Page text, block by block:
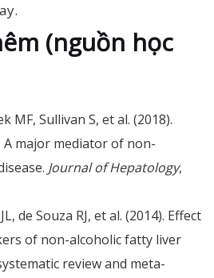
(nguồn học
MF, Sullivan S, et al. (2018).
A major mediator of non-
Journal of Hepatology,
de Souza RJ, et al. (2014). Effect
of non-alcoholic fatty liver
review and meta-